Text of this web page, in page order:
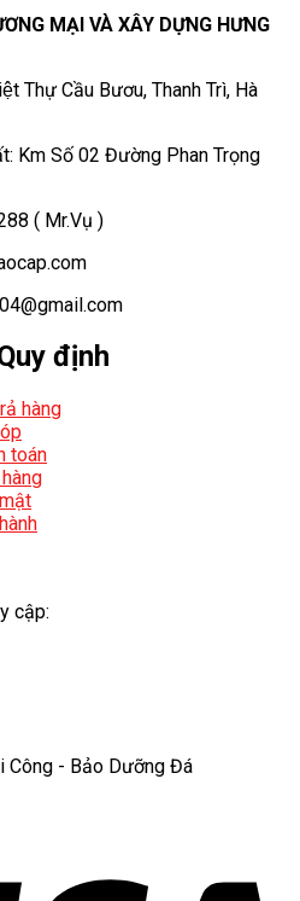
MẠI VÀ XÂY DỰNG HƯNG
Thự Cầu Bươu, Thanh Trì, Hà
Km Số 02 Đường Phan Trọng
( Mr.Vụ )
định
hàng
toán
cập:
Công - Bảo Dưỡng Đá